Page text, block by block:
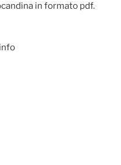
in formato pdf.